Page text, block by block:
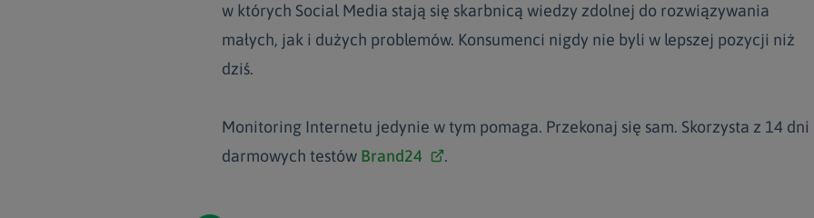
w których Social Media stają się skarbnicą wiedzy zdolnej do rozwiązywania
małych, jak i dużych problemów. Konsumenci nigdy nie byli w lepszej pozycji niż
dziś.
Monitoring Internetu jedynie w tym pomaga. Przekonaj się sam. Skorzysta z 14 dni
darmowych testów Brand24 .